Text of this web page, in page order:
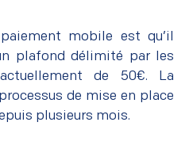
mobile est qu’il
plafond délimité par les
de 50€. La
de mise en place
plusieurs mois.